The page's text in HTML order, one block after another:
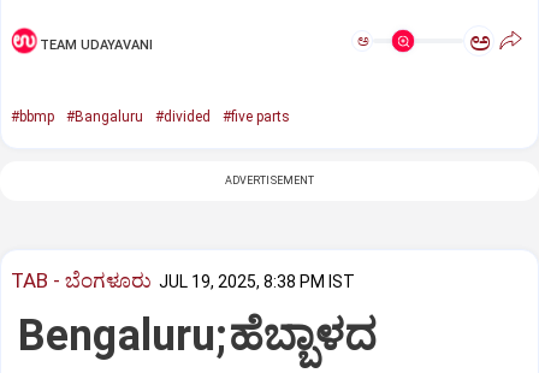
TEAM UDAYAVANI ಅ ಅ
#bbmp #Bangaluru #divided #five parts
ADVERTISEMENT
TAB - ಬೆಂಗಳೂರು JUL 19, 2025, 8:38 PM IST
Bengaluru;ಹೆಬ್ಬಾಳದ